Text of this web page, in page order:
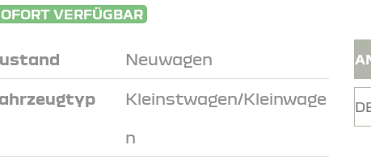
VERFÜGBAR
Neuwagen
Kleinstwagen/Kleinwage
n